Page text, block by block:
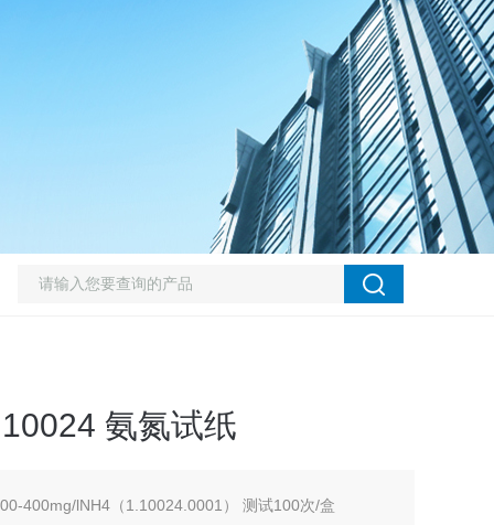
氨氮试纸
400mg/lNH4（1.10024.0001） 测试100次/盒